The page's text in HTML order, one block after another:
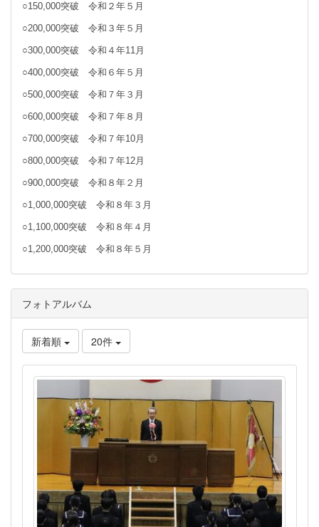
○150,000突破 令和２年５月
○200,000突破 令和３年５月
○300,000突破 令和４年11月
○400,000突破 令和６年５月
○500,000突破 令和７年３月
○600,000突破 令和７年８月
○700,000突破 令和７年10月
○800,000突破 令和７年12月
○900,000突破 令和８年２月
○1,000,000突破 令和８年３月
○1,100,000突破 令和８年４月
○1,200,000突破 令和８年５月
フォトアルバム
新着順 20件